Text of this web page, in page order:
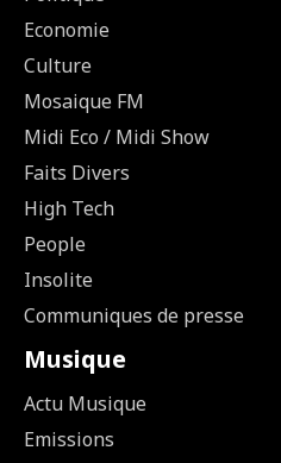
Economie
Culture
Mosaique FM
Midi Eco / Midi Show
Faits Divers
High Tech
People
Insolite
Communiques de presse
Musique
Actu Musique
Emissions